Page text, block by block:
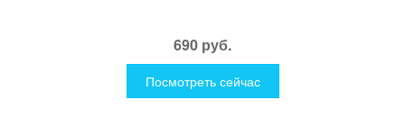
690 руб.
Посмотреть сейчас